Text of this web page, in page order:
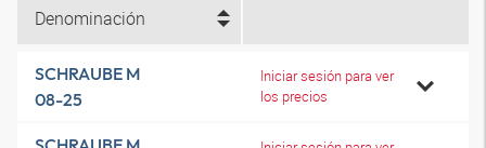
Denominación
SCHRAUBE M
08-25
Iniciar sesión para ver
los precios